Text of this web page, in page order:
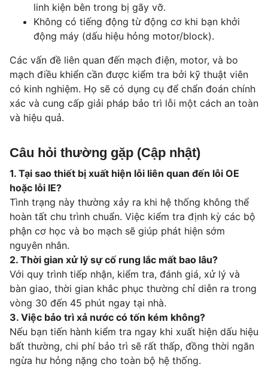
linh kiện bên trong bị gãy vỡ.
Không có tiếng động từ động cơ khi bạn khởi
động máy (dấu hiệu hỏng motor/block).
Các vấn đề liên quan đến mạch điện, motor, và bo
mạch điều khiển cần được kiểm tra bởi kỹ thuật viên
có kinh nghiệm. Họ sẽ có dụng cụ để chẩn đoán chính
xác và cung cấp giải pháp bảo trì lỗi một cách an toàn
và hiệu quả.
Câu hỏi thường gặp (Cập nhật)
1. Tại sao thiết bị xuất hiện lỗi liên quan đến lỗi OE
hoặc lỗi IE?
Tình trạng này thường xảy ra khi hệ thống không thể
hoàn tất chu trình chuẩn. Việc kiểm tra định kỳ các bộ
phận cơ học và bo mạch sẽ giúp phát hiện sớm
nguyên nhân.
2. Thời gian xử lý sự cố rung lắc mất bao lâu?
Với quy trình tiếp nhận, kiểm tra, đánh giá, xử lý và
bàn giao, thời gian khắc phục thường chỉ diễn ra trong
vòng 30 đến 45 phút ngay tại nhà.
3. Việc bảo trì xả nước có tốn kém không?
Nếu bạn tiến hành kiểm tra ngay khi xuất hiện dấu hiệu
bất thường, chi phí bảo trì sẽ rất thấp, đồng thời ngăn
ngừa hư hỏng nặng cho toàn bộ hệ thống.